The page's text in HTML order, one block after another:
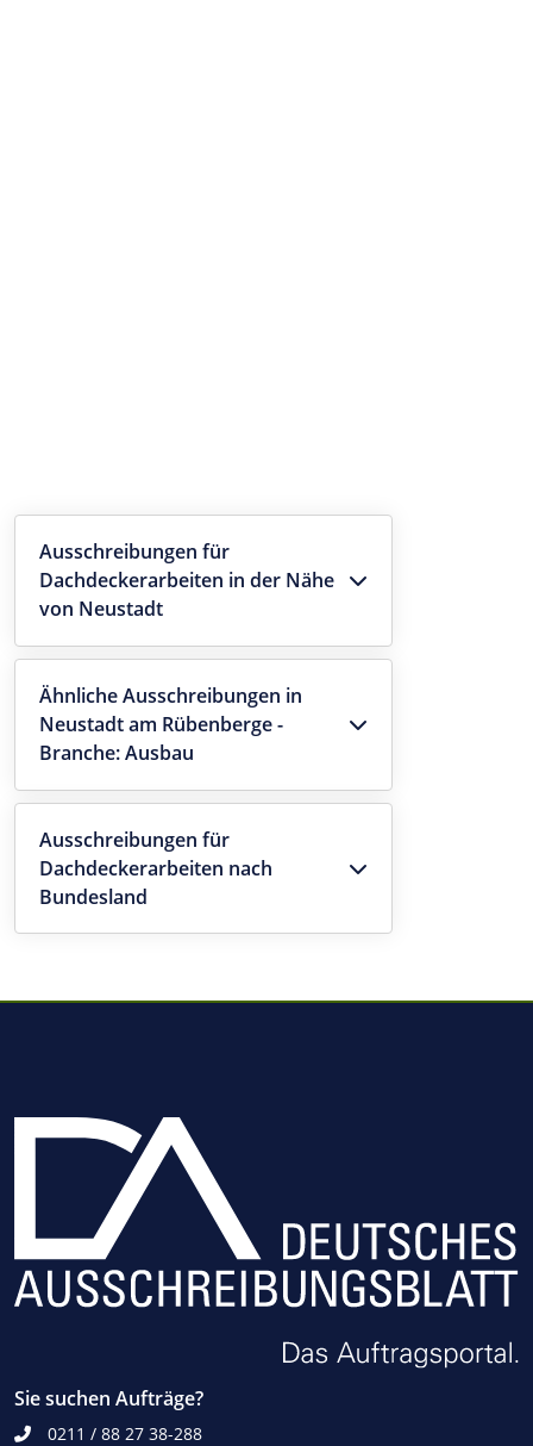
Ausschreibungen für
Dachdeckerarbeiten in der Nähe
von Neustadt
Ähnliche Ausschreibungen in
Neustadt am Rübenberge -
Branche: Ausbau
Ausschreibungen für
Dachdeckerarbeiten nach
Bundesland
Sie suchen Aufträge?
0211 / 88 27 38-288